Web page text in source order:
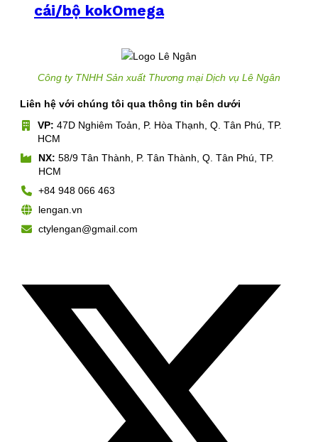
cái/bộ kokOmega
Công ty TNHH Sản xuất Thương mại Dịch vụ Lê Ngân
Liên hệ với chúng tôi qua thông tin bên dưới
VP: 47D Nghiêm Toản, P. Hòa Thạnh, Q. Tân Phú, TP.
HCM
NX: 58/9 Tân Thành, P. Tân Thành, Q. Tân Phú, TP.
HCM
+84 948 066 463
lengan.vn
ctylengan@gmail.com